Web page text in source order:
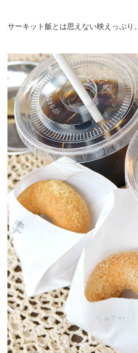
サーキット飯とは思えない映えっぷり。